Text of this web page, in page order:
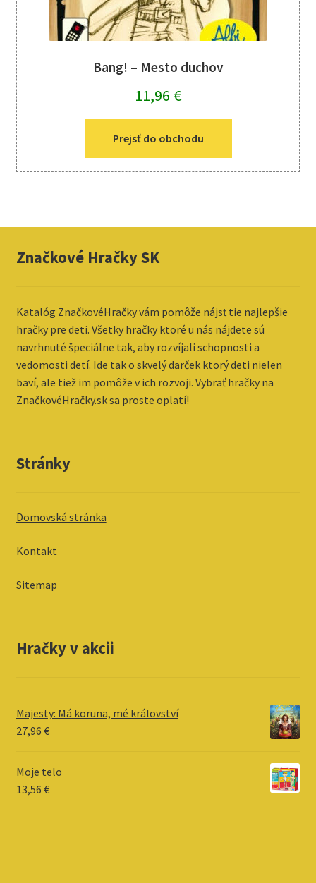
Bang! – Mesto duchov
11,96 €
Prejsť do obchodu
Značkové Hračky SK
Katalóg ZnačkovéHračky vám pomôže nájsť tie najlepšie
hračky pre deti. Všetky hračky ktoré u nás nájdete sú
navrhnuté špeciálne tak, aby rozvíjali schopnosti a
vedomosti detí. Ide tak o skvelý darček ktorý deti nielen
baví, ale tiež im pomôže v ich rozvoji. Vybrať hračky na
ZnačkovéHračky.sk sa proste oplatí!
Stránky
Domovská stránka
Kontakt
Sitemap
Hračky v akcii
Majesty: Má koruna, mé království
27,96 €
Moje telo
13,56 €